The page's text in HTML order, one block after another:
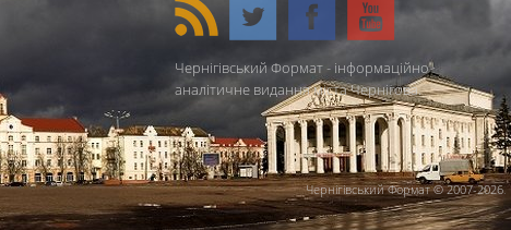
Чернігівський Формат - інформаційно-
аналітичне видання міста Чернігова.
Чернігівський Формат © 2007-2026.